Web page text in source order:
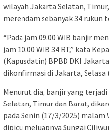
wilayah Jakarta Selatan,
merendam sebanyak 34 rukun
“Pada jam 09.00 WIB banjir
jam 10.00 WIB 34 RT,” kata
(Kapusdatin) BPBD DKI
dikonfirmasi di Jakarta, Selasa
Menurut dia, banjir yang
Selatan, Timur dan Barat,
pada Senin (17/3/2025) malam
dipicu meluapnya Sungai